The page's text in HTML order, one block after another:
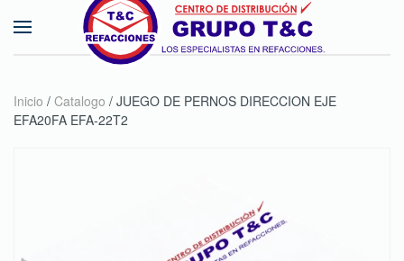
Skip to main content
Inicio / Catalogo / JUEGO DE PERNOS DIRECCION EJE
EFA20FA EFA-22T2